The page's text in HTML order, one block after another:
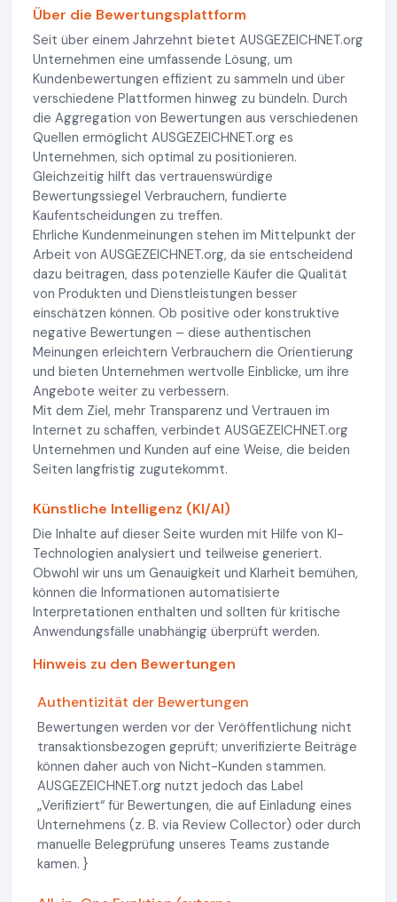
Über die Bewertungsplattform
Seit über einem Jahrzehnt bietet AUSGEZEICHNET.org
Unternehmen eine umfassende Lösung, um
Kundenbewertungen effizient zu sammeln und über
verschiedene Plattformen hinweg zu bündeln. Durch
die Aggregation von Bewertungen aus verschiedenen
Quellen ermöglicht AUSGEZEICHNET.org es
Unternehmen, sich optimal zu positionieren.
Gleichzeitig hilft das vertrauenswürdige
Bewertungssiegel Verbrauchern, fundierte
Kaufentscheidungen zu treffen.
Ehrliche Kundenmeinungen stehen im Mittelpunkt der
Arbeit von AUSGEZEICHNET.org, da sie entscheidend
dazu beitragen, dass potenzielle Käufer die Qualität
von Produkten und Dienstleistungen besser
einschätzen können. Ob positive oder konstruktive
negative Bewertungen – diese authentischen
Meinungen erleichtern Verbrauchern die Orientierung
und bieten Unternehmen wertvolle Einblicke, um ihre
Angebote weiter zu verbessern.
Mit dem Ziel, mehr Transparenz und Vertrauen im
Internet zu schaffen, verbindet AUSGEZEICHNET.org
Unternehmen und Kunden auf eine Weise, die beiden
Seiten langfristig zugutekommt.
Künstliche Intelligenz (KI/AI)
Die Inhalte auf dieser Seite wurden mit Hilfe von KI-
Technologien analysiert und teilweise generiert.
Obwohl wir uns um Genauigkeit und Klarheit bemühen,
können die Informationen automatisierte
Interpretationen enthalten und sollten für kritische
Anwendungsfälle unabhängig überprüft werden.
Hinweis zu den Bewertungen
Authentizität der Bewertungen
Bewertungen werden vor der Veröffentlichung nicht
transaktionsbezogen geprüft; unverifizierte Beiträge
können daher auch von Nicht-Kunden stammen.
AUSGEZEICHNET.org nutzt jedoch das Label
„Verifiziert“ für Bewertungen, die auf Einladung eines
Unternehmens (z. B. via Review Collector) oder durch
manuelle Belegprüfung unseres Teams zustande
kamen. }